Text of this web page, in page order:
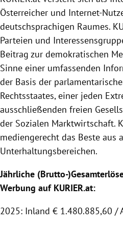
Österreicher und Internet-
deutschsprachigen Raumes.
Parteien und
Beitrag zur demokratischen
Sinne einer umfassenden
der Basis der
Rechtsstaates, einer jeden
ausschließenden freien
der Sozialen Marktwirtschaft.
mediengerecht das Beste aus
Unterhaltungsbereichen.
Jährliche (Brutto-
Werbung auf KURIER.at:
2025: Inland € 1.480.885,60 /